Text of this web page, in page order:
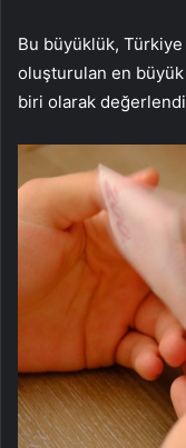
Bu büyüklük,
oluşturulan en
biri olarak